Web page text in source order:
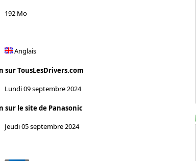
192 Mo
Anglais
sur TousLesDrivers.com
Lundi 09 septembre 2024
sur le site de Panasonic
Jeudi 05 septembre 2024